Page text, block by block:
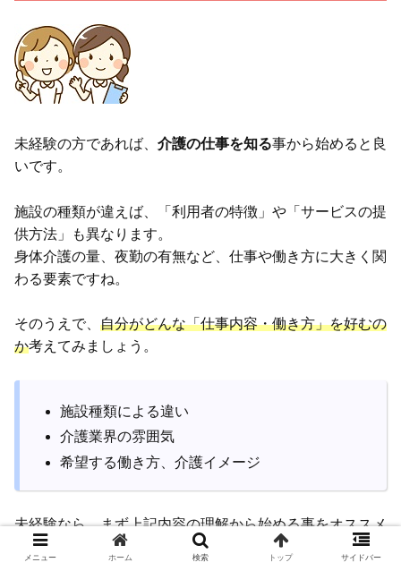
未経験の方であれば、 介護の仕事を知る事から始めると良
いです。
施設の種類が違えば、「利用者の特徴」や「サービスの提
供方法」も異なります。
身体介護の量、夜勤の有無など、仕事や働き方に大きく関
わる要素ですね。
そのうえで、 自分がどんな「仕事内容・働き方」を好むの
か考えてみましょう。
施設種類による違い
介護業界の雰囲気
希望する働き方、介護イメージ
未経験なら、まず上記内容の理解から始める事をオススメ
します。
メニュー ホーム 検索 トップ サイドバー